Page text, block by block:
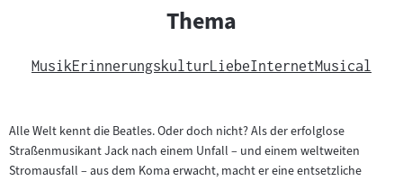
Thema
MusikErinnerungskultur LiebeInternetMusical
Alle Welt kennt die Beatles. Oder doch nicht? Als der erfolglose
Straßenmusikant Jack nach einem Unfall – und einem weltweiten
Stromausfall – aus dem Koma erwacht, macht er eine entsetzliche